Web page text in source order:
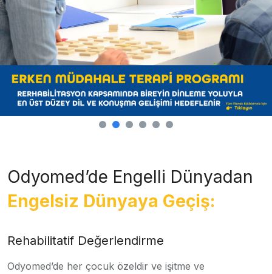
Odyomed’de Engelli Dünyadan
Engelsiz Dünyaya Geçiş:
Rehabilitatif Değerlendirme
Odyomed’de her çocuk özeldir ve işitme ve